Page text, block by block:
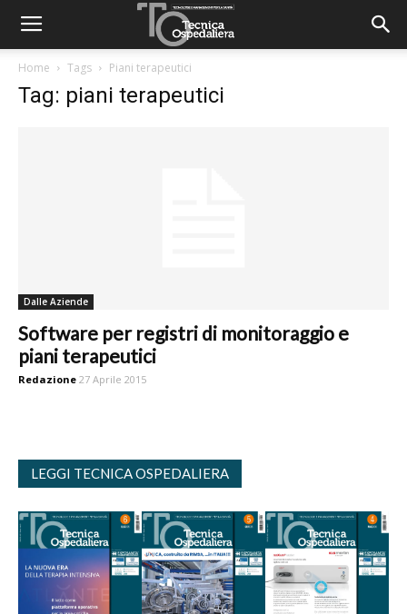
Home Tags Piani terapeutici
Tag: piani terapeutici
Dalle Aziende
Software per registri di monitoraggio e
piani terapeutici
Redazione 27 Aprile 2015
LEGGI TECNICA OSPEDALIERA